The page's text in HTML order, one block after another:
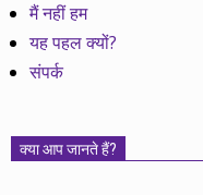
मैं नहीं हम
यह पहल क्यों?
संपर्क
क्या आप जानते हैं?